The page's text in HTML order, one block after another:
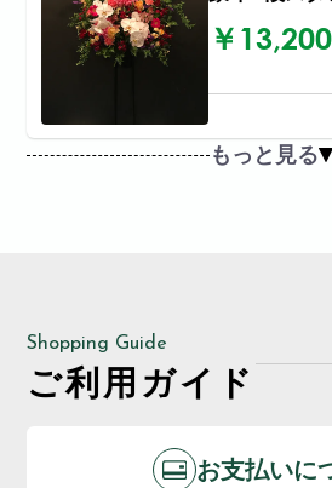
￥13,200
もっと見る
Shopping Guide
ご利用ガイド
お支払いに